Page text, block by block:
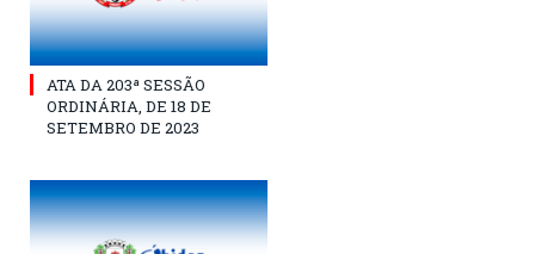
ATA DA 203ª SESSÃO
ORDINÁRIA, DE 18 DE
SETEMBRO DE 2023